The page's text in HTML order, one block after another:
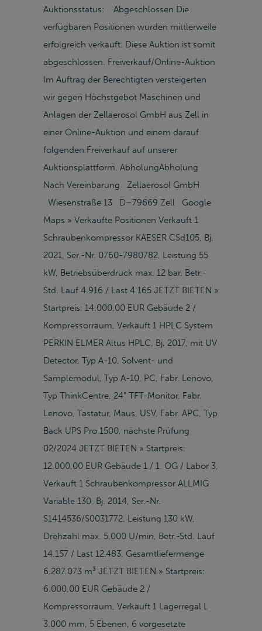
Auktionsstatus: Abgeschlossen Die
verfügbaren Positionen wurden mittlerweile
erfolgreich verkauft. Diese Auktion ist somit
abgeschlossen. Freiverkauf/Online-Auktion
Im Auftrag der Berechtigten versteigerten
wir gegen Höchstgebot Maschinen und
Anlagen der Zellaerosol GmbH aus Zell in
einer Online-Auktion und einem darauf
folgenden Freiverkauf auf unserer
Auktionsplattform. AbholungAbholung
Nach Vereinbarung Zellaerosol GmbH
Wiesenstraße 13 D–79669 Zell Google
Maps » Verkaufte Positionen Verkauft 1
Schraubenkompressor KAESER CSd105, Bj.
2021, Ser.-Nr. 0760-7980782, Leistung 55
kW, Betriebsüberdruck max. 12 bar, Betr.-
Std. Lauf 4.916 / Last 4.165 JETZT BIETEN »
Startpreis: 14.000,00 EUR Gebäude 2 /
Kompressorraum, Verkauft 1 HPLC System
PERKIN ELMER Altus HPLC, Bj. 2017, mit UV
Detector, Typ A-10, Solvent- und
Samplemodul, Typ A-10, PC, Fabr. Lenovo,
Typ ThinkCentre, 24" TFT-Monitor, Fabr.
Lenovo, Tastatur, Maus, USV, Fabr. APC, Typ
Back UPS Pro 1500, nächste Prüfung
02/2024 JETZT BIETEN » Startpreis:
12.000,00 EUR Gebäude 1 / 1. OG / Labor 3,
Verkauft 1 Schraubenkompressor ALLMIG
Variable 130, Bj. 2014, Ser.-Nr.
S1414536/S0031772, Leistung 130 kW,
Drehzahl max. 5.000 U/min, Betr.-Std. Lauf
14.157 / Last 12.483, Gesamtliefermenge
6.287.073 m³ JETZT BIETEN » Startpreis:
6.000,00 EUR Gebäude 2 /
Kompressorraum, Verkauft 1 Lagerregal L
3.000 mm, 5 Ebenen, 6 vorgesetzte